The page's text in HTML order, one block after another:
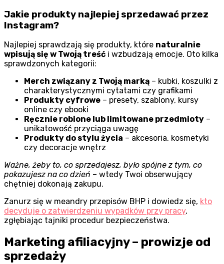
Jakie produkty najlepiej sprzedawać przez
Instagram?
Najlepiej sprawdzają się produkty, które naturalnie
wpisują się w Twoją treść i wzbudzają emocje. Oto kilka
sprawdzonych kategorii:
Merch związany z Twoją marką – kubki, koszulki z
charakterystycznymi cytatami czy grafikami
Produkty cyfrowe – presety, szablony, kursy
online czy ebooki
Ręcznie robione lub limitowane przedmioty –
unikatowość przyciąga uwagę
Produkty do stylu życia – akcesoria, kosmetyki
czy decoracje wnętrz
Ważne, żeby to, co sprzedajesz, było spójne z tym, co
pokazujesz na co dzień – wtedy Twoi obserwujący
chętniej dokonają zakupu.
Zanurz się w meandry przepisów BHP i dowiedz się, kto
decyduje o zatwierdzeniu wypadków przy pracy,
zgłębiając tajniki procedur bezpieczeństwa.
Marketing afiliacyjny – prowizje od
sprzedaży